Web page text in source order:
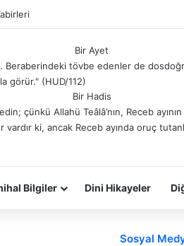
Bir Ayet
tövbe edenler de
görür." (HUD/112)
Bir Hadis
çünkü Allahü Teâlâ’nın, Receb
vardır ki, ancak Receb ayında oruç
Bilgiler Dini Hikayeler
Sosyal